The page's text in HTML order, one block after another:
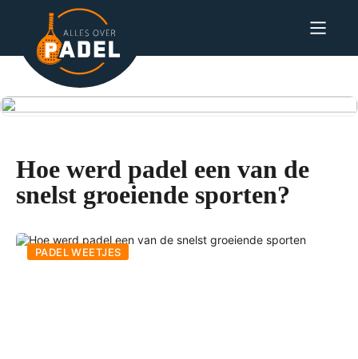
Hoe werd padel een van de
snelst groeiende sporten?
PADEL WEETJES